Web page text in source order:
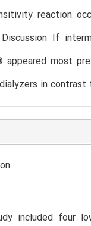
reaction
If
appeared most
in contrast
included four